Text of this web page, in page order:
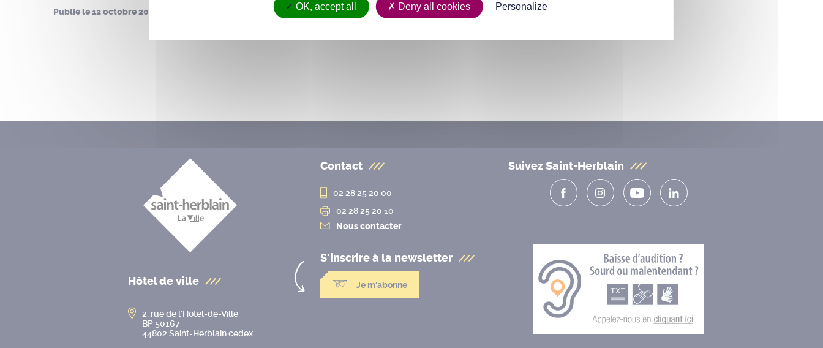
Publié le12 octobre 2022
Hôtel de ville
2, rue de l’Hôtel-de-Ville
BP 50167
44802 Saint-Herblain cedex
Contact
02 28 25 20 00
02 28 25 20 10
Nous contacter
S'inscrire à la newsletter
Je m'abonne
Suivez Saint-Herblain
OK, accept all Deny all cookies Personalize